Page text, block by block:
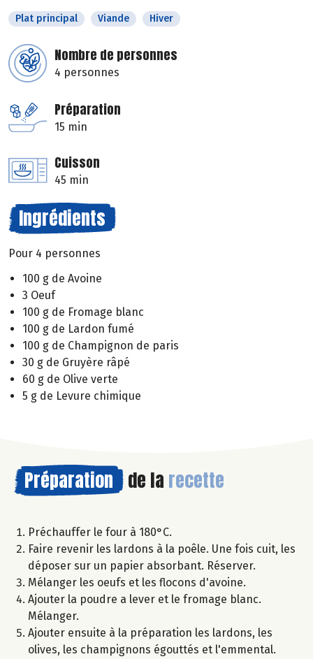
Plat principal Viande Hiver
Nombre de personnes
4 personnes
Préparation
15 min
Cuisson
45 min
Ingrédients
Pour 4 personnes
100 g de Avoine
3 Oeuf
100 g de Fromage blanc
100 g de Lardon fumé
100 g de Champignon de paris
30 g de Gruyère râpé
60 g de Olive verte
5 g de Levure chimique
Préparation de la recette
Préchauffer le four à 180°C.
Faire revenir les lardons à la poêle. Une fois cuit, les
déposer sur un papier absorbant. Réserver.
Mélanger les oeufs et les flocons d'avoine.
Ajouter la poudre a lever et le fromage blanc.
Mélanger.
Ajouter ensuite à la préparation les lardons, les
olives, les champignons égouttés et l'emmental.